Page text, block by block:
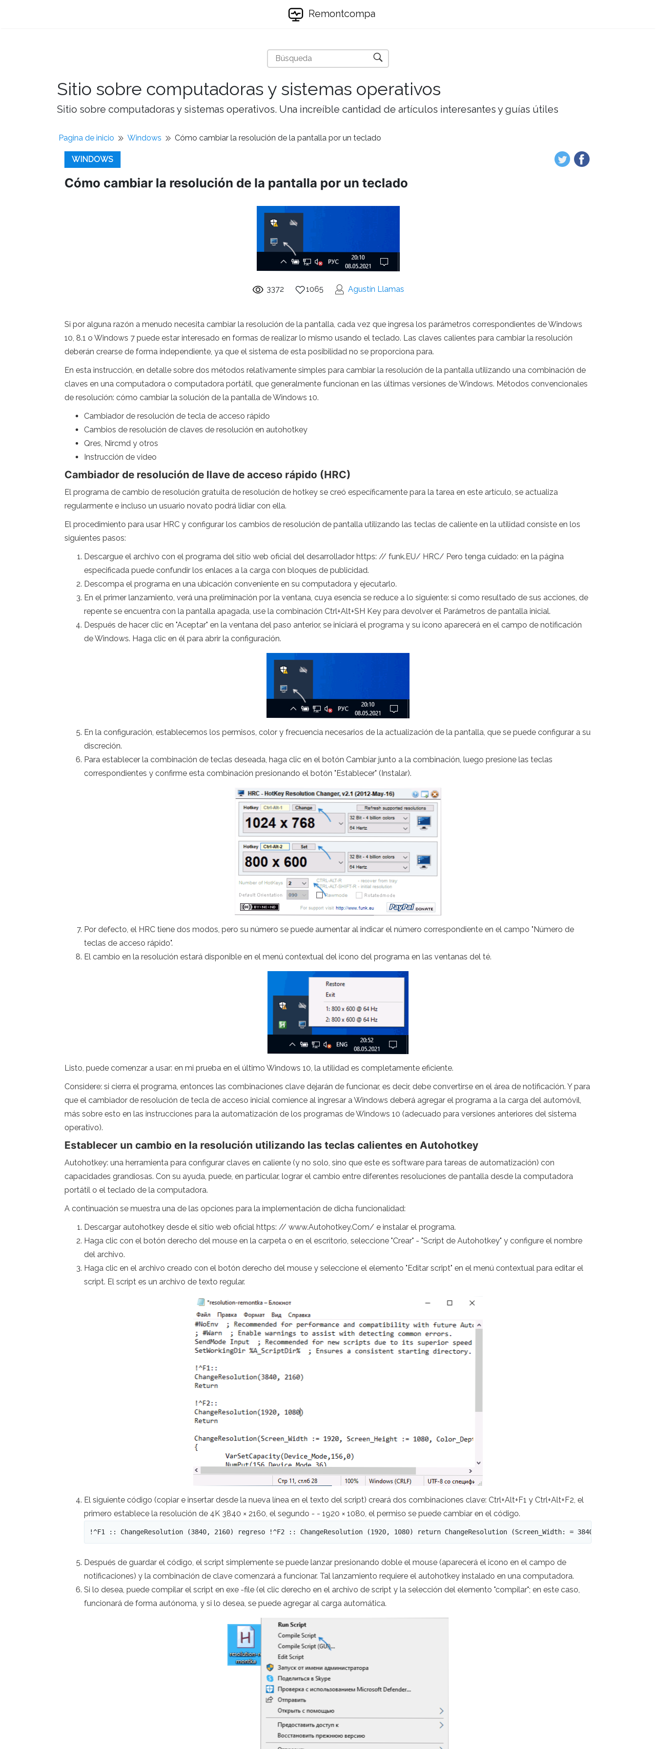
Remontcompa
Sitio sobre computadoras y sistemas operativos
Sitio sobre computadoras y sistemas operativos. Una increíble cantidad de artículos interesantes y guías útiles
Pagina de inicio Windows Cómo cambiar la resolución de la pantalla por un teclado
WINDOWS
Cómo cambiar la resolución de la pantalla por un teclado
3372 1065 Agustín Llamas
Si por alguna razón a menudo necesita cambiar la resolución de la pantalla, cada vez que ingresa los parámetros correspondientes de Windows
10, 8.1 o Windows 7 puede estar interesado en formas de realizar lo mismo usando el teclado. Las claves calientes para cambiar la resolución
deberán crearse de forma independiente, ya que el sistema de esta posibilidad no se proporciona para.
En esta instrucción, en detalle sobre dos métodos relativamente simples para cambiar la resolución de la pantalla utilizando una combinación de
claves en una computadora o computadora portátil, que generalmente funcionan en las últimas versiones de Windows. Métodos convencionales
de resolución: cómo cambiar la solución de la pantalla de Windows 10.
Cambiador de resolución de tecla de acceso rápido
Cambios de resolución de claves de resolución en autohotkey
Qres, Nircmd y otros
Instrucción de video
Cambiador de resolución de llave de acceso rápido (HRC)
El programa de cambio de resolución gratuita de resolución de hotkey se creó específicamente para la tarea en este artículo, se actualiza
regularmente e incluso un usuario novato podrá lidiar con ella.
El procedimiento para usar HRC y configurar los cambios de resolución de pantalla utilizando las teclas de caliente en la utilidad consiste en los
siguientes pasos:
Descargue el archivo con el programa del sitio web oficial del desarrollador https: // funk.EU/ HRC/ Pero tenga cuidado: en la página
especificada puede confundir los enlaces a la carga con bloques de publicidad.
Descompa el programa en una ubicación conveniente en su computadora y ejecutarlo.
En el primer lanzamiento, verá una preliminación por la ventana, cuya esencia se reduce a lo siguiente: si como resultado de sus acciones, de
repente se encuentra con la pantalla apagada, use la combinación Ctrl+Alt+SH Key para devolver el Parámetros de pantalla inicial.
Después de hacer clic en "Aceptar" en la ventana del paso anterior, se iniciará el programa y su icono aparecerá en el campo de notificación
de Windows. Haga clic en él para abrir la configuración.
En la configuración, establecemos los permisos, color y frecuencia necesarios de la actualización de la pantalla, que se puede configurar a su
discreción.
Para establecer la combinación de teclas deseada, haga clic en el botón Cambiar junto a la combinación, luego presione las teclas
correspondientes y confirme esta combinación presionando el botón "Establecer" (Instalar).
Por defecto, el HRC tiene dos modos, pero su número se puede aumentar al indicar el número correspondiente en el campo "Número de
teclas de acceso rápido".
El cambio en la resolución estará disponible en el menú contextual del icono del programa en las ventanas del té.
Listo, puede comenzar a usar: en mi prueba en el último Windows 10, la utilidad es completamente eficiente.
Considere: si cierra el programa, entonces las combinaciones clave dejarán de funcionar, es decir, debe convertirse en el área de notificación. Y para
que el cambiador de resolución de tecla de acceso inicial comience al ingresar a Windows deberá agregar el programa a la carga del automóvil,
más sobre esto en las instrucciones para la automatización de los programas de Windows 10 (adecuado para versiones anteriores del sistema
operativo).
Establecer un cambio en la resolución utilizando las teclas calientes en Autohotkey
Autohotkey: una herramienta para configurar claves en caliente (y no solo, sino que este es software para tareas de automatización) con
capacidades grandiosas. Con su ayuda, puede, en particular, lograr el cambio entre diferentes resoluciones de pantalla desde la computadora
portátil o el teclado de la computadora.
A continuación se muestra una de las opciones para la implementación de dicha funcionalidad:
Descargar autohotkey desde el sitio web oficial https: // www.Autohotkey.Com/ e instalar el programa.
Haga clic con el botón derecho del mouse en la carpeta o en el escritorio, seleccione "Crear" - "Script de Autohotkey" y configure el nombre
del archivo.
Haga clic en el archivo creado con el botón derecho del mouse y seleccione el elemento "Editar script" en el menú contextual para editar el
script. El script es un archivo de texto regular.
El siguiente código (copiar e insertar desde la nueva línea en el texto del script) creará dos combinaciones clave: Ctrl+Alt+F1 y Ctrl+Alt+F2, el
primero establece la resolución de 4K 3840 × 2160, el segundo - - 1920 × 1080, el permiso se puede cambiar en el código.
!^F1 :: ChangeResolution (3840, 2160) regreso !^F2 :: ChangeResolution (1920, 1080) return ChangeResolution (Screen_Width: = 3840,
Después de guardar el código, el script simplemente se puede lanzar presionando doble el mouse (aparecerá el icono en el campo de
notificaciones) y la combinación de clave comenzará a funcionar. Tal lanzamiento requiere el autohotkey instalado en una computadora.
Si lo desea, puede compilar el script en exe -file (el clic derecho en el archivo de script y la selección del elemento "compilar"; en este caso,
funcionará de forma autónoma, y ​​si lo desea, se puede agregar al carga automática.